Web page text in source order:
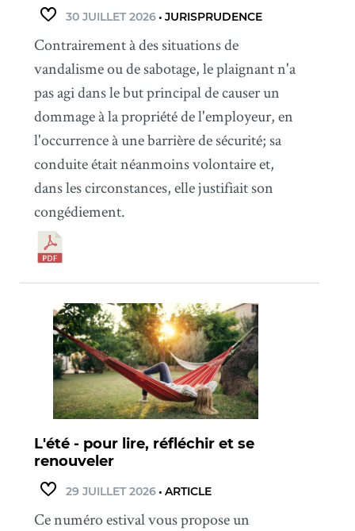
30 JUILLET 2026• JURISPRUDENCE
Contrairement à des situations de
vandalisme ou de sabotage, le plaignant n'a
pas agi dans le but principal de causer un
dommage à la propriété de l'employeur, en
l'occurrence à une barrière de sécurité; sa
conduite était néanmoins volontaire et,
dans les circonstances, elle justifiait son
congédiement.
L'été - pour lire, réfléchir et se
renouveler
29 JUILLET 2026• ARTICLE
Ce numéro estival vous propose un